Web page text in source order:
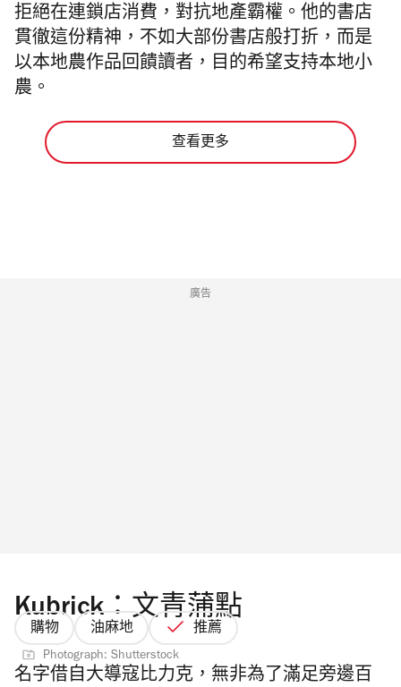
拒絕在連鎖店消費，對抗地產霸權。他的書店
貫徹這份精神，不如大部份書店般打折，而是
以本地農作品回饋讀者，目的希望支持本地小
農。
查看更多
廣告
Kubrick：文青蒲點
購物 油麻地 推薦
Photograph: Shutterstock
名字借自大導寇比力克，無非為了滿足旁邊百